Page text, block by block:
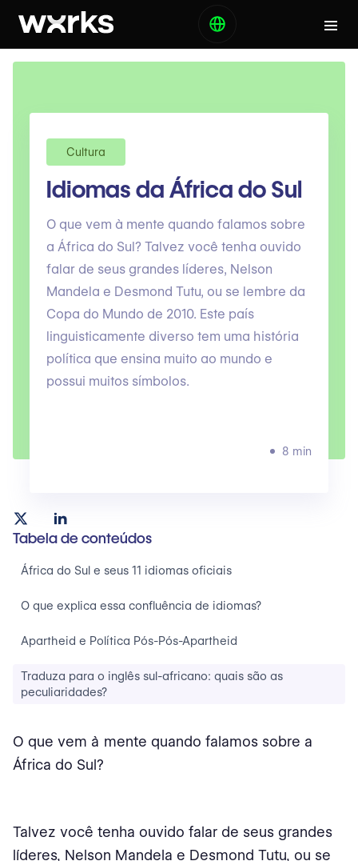
Cultura
Idiomas da África do Sul
O que vem à mente quando falamos sobre
a África do Sul? Talvez você tenha ouvido
falar de seus grandes líderes, Nelson
Mandela e Desmond Tutu, ou se lembre da
Copa do Mundo de 2010. Este país
linguisticamente diverso tem uma história
política que ensina muito ao mundo e
possui muitos símbolos.
8 min
Tabela de conteúdos
‍África do Sul e seus 11 idiomas oficiais
‍O que explica essa confluência de idiomas?
Apartheid e Política Pós-Pós-Apartheid‍
Traduza para o inglês sul-africano: quais são as
peculiaridades?‍
O que vem à mente quando falamos sobre a
África do Sul?
Talvez você tenha ouvido falar de seus grandes
líderes, Nelson Mandela e Desmond Tutu, ou se